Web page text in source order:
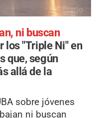
ni buscan
los "Triple Ni" en
que, según
allá de la
sobre jóvenes
ni buscan